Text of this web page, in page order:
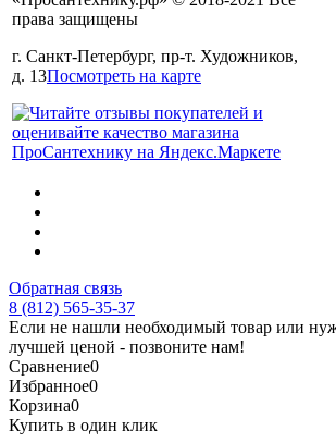
права защищены
г. Санкт-Петербург, пр-т. Художников,
д. 13Посмотреть на карте
Обратная связь
8 (812) 565-35-37
Если не нашли необходимый товар или
лучшей ценой - позвоните нам!
Сравнение0
Избранное0
Корзина0
Купить в один клик